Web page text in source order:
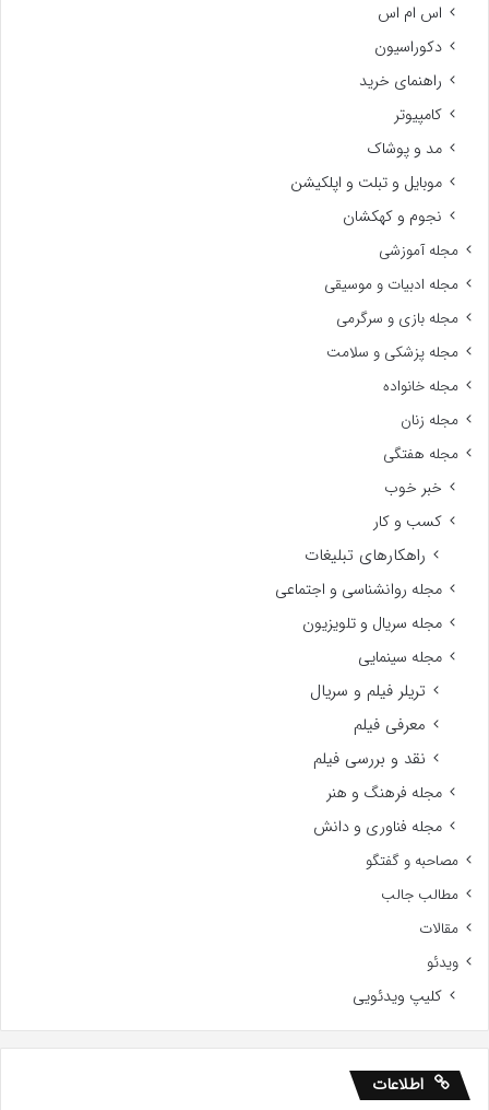
اس ام اس
دکوراسیون
راهنمای خرید
کامپیوتر
مد و پوشاک
موبایل و تبلت و اپلکیشن
نجوم و کهکشان
مجله آموزشی
مجله ادبیات و موسیقی
مجله بازی و سرگرمی
مجله پزشکی و سلامت
مجله خانواده
مجله زنان
مجله هفتگی
خبر خوب
کسب و کار
راهکارهای تبلیغات
مجله روانشناسی و اجتماعی
مجله سریال و تلویزیون
مجله سینمایی
تریلر فیلم و سریال
معرفی فیلم
نقد و بررسی فیلم
مجله فرهنگ و هنر
مجله فناوری و دانش
مصاحبه و گفتگو
مطالب جالب
مقالات
ویدئو
کلیپ ویدئویی
اطلاعات